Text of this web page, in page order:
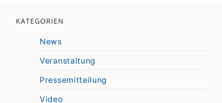
KATEGORIEN
News
Veranstaltung
Pressemitteilung
Video